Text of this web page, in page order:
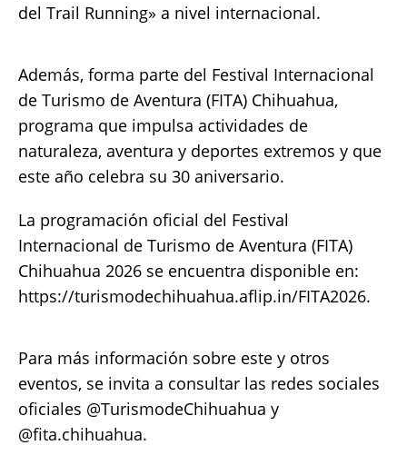
del Trail Running» a nivel internacional.
Además, forma parte del Festival Internacional
de Turismo de Aventura (FITA) Chihuahua,
programa que impulsa actividades de
naturaleza, aventura y deportes extremos y que
este año celebra su 30 aniversario.
La programación oficial del Festival
Internacional de Turismo de Aventura (FITA)
Chihuahua 2026 se encuentra disponible en:
https://turismodechihuahua.aflip.in/FITA2026.
Para más información sobre este y otros
eventos, se invita a consultar las redes sociales
oficiales @TurismodeChihuahua y
@fita.chihuahua.